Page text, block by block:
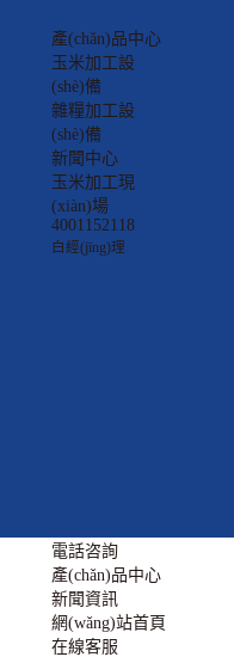
產(chǎn)品中心
玉米加工設
(shè)備
雜糧加工設
(shè)備
新聞中心
玉米加工現
(xiàn)場
4001152118
白經(jīng)理
電話咨詢
產(chǎn)品中心
新聞資訊
網(wǎng)站首頁
在線客服